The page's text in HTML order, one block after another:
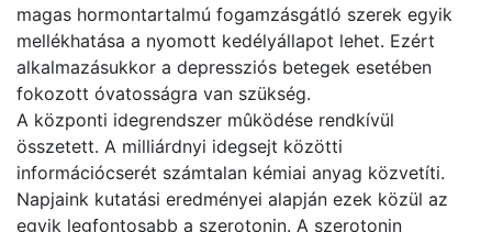
magas hormontartalmú fogamzásgátló szerek egyik
mellékhatása a nyomott kedélyállapot lehet. Ezért
alkalmazásukkor a depressziós betegek esetében
fokozott óvatosságra van szükség.
A központi idegrendszer mûködése rendkívül
összetett. A milliárdnyi idegsejt közötti
információcserét számtalan kémiai anyag közvetíti.
Napjaink kutatási eredményei alapján ezek közül az
egyik legfontosabb a szerotonin. A szerotonin